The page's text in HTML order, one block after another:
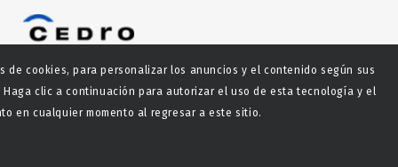
cookies, para personalizar los anuncios y el contenido según sus
clic a continuación para autorizar el uso de esta tecnología y el
en cualquier momento al regresar a este sitio.